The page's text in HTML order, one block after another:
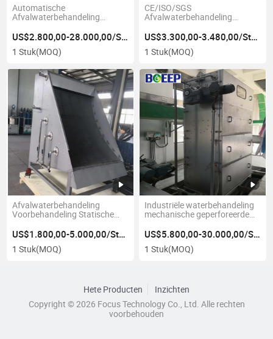
Automatische
Afvalwaterbehandeling
Grof Bar Scherm Rotonde GrillUS$2.800,00-28.000,00/Stuk
1 Stuk(MOQ)
CE/ISO/SGS
Afvalwaterbehandeling
Vaste Vloeistof Scheider
US$3.300,00-3.480,00/Stuk
1 Stuk(MOQ)
Afvalwaterbehandeling
Voorbehandeling Statische
Scherm
US$1.800,00-5.000,00/Stuk
1 Stuk(MOQ)
Industriële waterbehandeling
mechanische geperforeerde
apparatuur
US$5.800,00-30.000,00/Stuk
1 Stuk(MOQ)
Hete Producten
Inzichten
Copyright © 2026 Focus Technology Co., Ltd. Alle rechten
voorbehouden